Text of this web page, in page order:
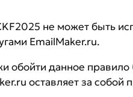
не может быть
EmailMaker.ru.
обойти данное
оставляет за собой